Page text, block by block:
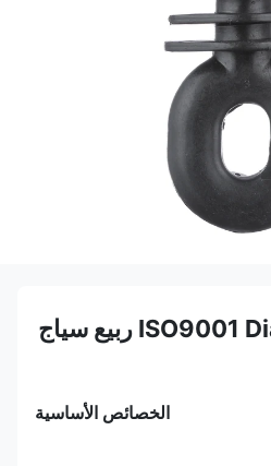
ISO9001 Dia60 * 750 470g ربيع سياج
الخصائص الأساسية